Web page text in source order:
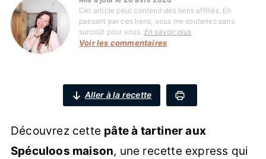
Cet article peut contenir des liens affiliés. En
passant par ces liens, vous me soutenez sans
surcoût pour vous. En savoir plus ·
Voir les commentaires
Aller à la recette
Découvrez cette pâte à tartiner aux
Spéculoos maison, une recette express qui